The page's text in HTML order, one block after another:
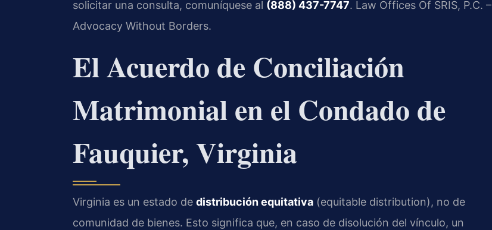
solicitar una consulta, comuníquese al (888) 437-7747. Law Offices Of SRIS, P.C. –
Advocacy Without Borders.
El Acuerdo de Conciliación
Matrimonial en el Condado de
Fauquier, Virginia
Virginia es un estado de distribución equitativa (equitable distribution), no de
comunidad de bienes. Esto significa que, en caso de disolución del vínculo, un